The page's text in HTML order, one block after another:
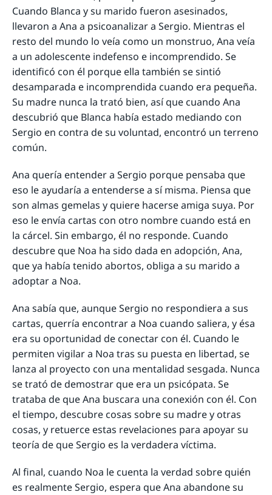
Cuando Blanca y su marido fueron asesinados,
llevaron a Ana a psicoanalizar a Sergio. Mientras el
resto del mundo lo veía como un monstruo, Ana veía
a un adolescente indefenso e incomprendido. Se
identificó con él porque ella también se sintió
desamparada e incomprendida cuando era pequeña.
Su madre nunca la trató bien, así que cuando Ana
descubrió que Blanca había estado mediando con
Sergio en contra de su voluntad, encontró un terreno
común.
Ana quería entender a Sergio porque pensaba que
eso le ayudaría a entenderse a sí misma. Piensa que
son almas gemelas y quiere hacerse amiga suya. Por
eso le envía cartas con otro nombre cuando está en
la cárcel. Sin embargo, él no responde. Cuando
descubre que Noa ha sido dada en adopción, Ana,
que ya había tenido abortos, obliga a su marido a
adoptar a Noa.
Ana sabía que, aunque Sergio no respondiera a sus
cartas, querría encontrar a Noa cuando saliera, y ésa
era su oportunidad de conectar con él. Cuando le
permiten vigilar a Noa tras su puesta en libertad, se
lanza al proyecto con una mentalidad sesgada. Nunca
se trató de demostrar que era un psicópata. Se
trataba de que Ana buscara una conexión con él. Con
el tiempo, descubre cosas sobre su madre y otras
cosas, y retuerce estas revelaciones para apoyar su
teoría de que Sergio es la verdadera víctima.
Al final, cuando Noa le cuenta la verdad sobre quién
es realmente Sergio, espera que Ana abandone su